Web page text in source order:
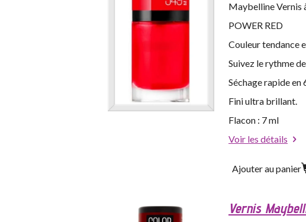
Maybelline Vernis
POWER RED
Couleur tendance
Suivez le rythme
Séchage rapide en
Fini ultra brillant.
Flacon : 7 ml
Voir les détails
Ajouter au panier
Vernis